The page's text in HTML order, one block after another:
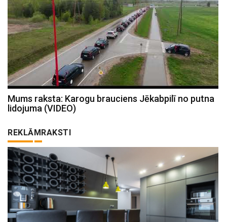
Mums raksta: Karogu brauciens Jēkabpilī no putna
lidojuma (VIDEO)
REKLĀMRAKSTI